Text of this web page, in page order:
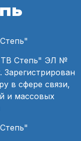
Степь" ЭЛ №
в сфере связи,
и массовых